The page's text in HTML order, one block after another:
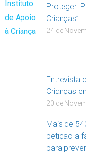
Proteger:
Crianças”
24 de
Entrevista
Crianças
20 de
Mais de
petição a
para